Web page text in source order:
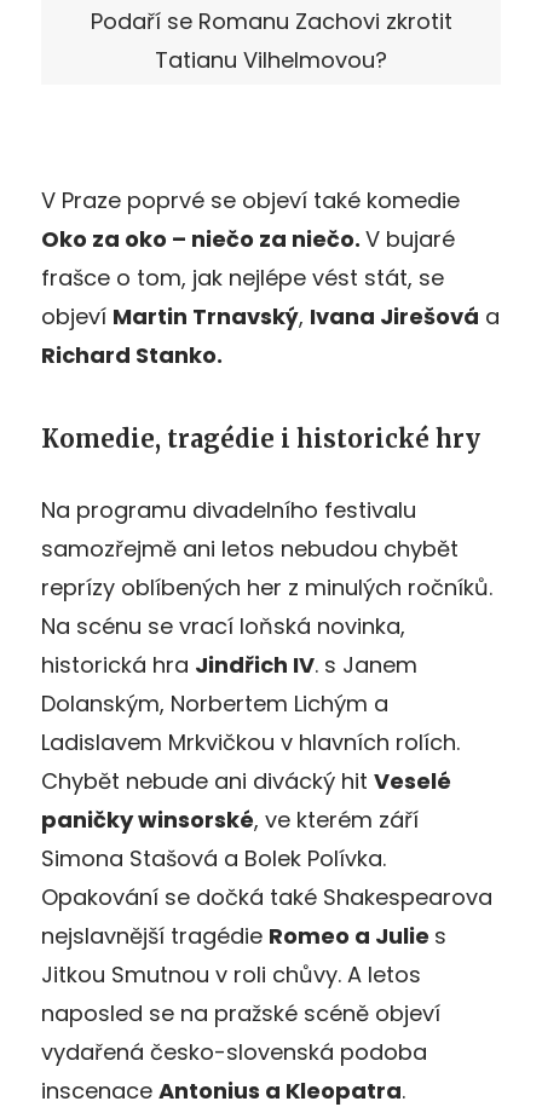
Podaří se Romanu Zachovi zkrotit
Tatianu Vilhelmovou?
V Praze poprvé se objeví také komedie
Oko za oko – niečo za niečo. V bujaré
frašce o tom, jak nejlépe vést stát, se
objeví Martin Trnavský, Ivana Jirešová a
Richard Stanko.
Komedie, tragédie i historické hry
Na programu divadelního festivalu
samozřejmě ani letos nebudou chybět
reprízy oblíbených her z minulých ročníků.
Na scénu se vrací loňská novinka,
historická hra Jindřich IV. s Janem
Dolanským, Norbertem Lichým a
Ladislavem Mrkvičkou v hlavních rolích.
Chybět nebude ani divácký hit Veselé
paničky winsorské, ve kterém září
Simona Stašová a Bolek Polívka.
Opakování se dočká také Shakespearova
nejslavnější tragédie Romeo a Julie s
Jitkou Smutnou v roli chůvy. A letos
naposled se na pražské scéně objeví
vydařená česko-slovenská podoba
inscenace Antonius a Kleopatra.